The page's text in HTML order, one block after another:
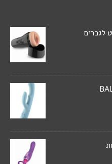
לגברים